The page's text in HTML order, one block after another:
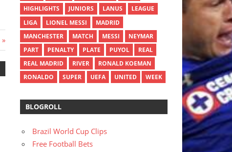
HIGHLIGHTS
JUNIORS LANUS
LEAGUE
LIGA
LIONEL MESSI
MADRID
MANCHESTER
MATCH MESSI
NEYMAR
PART
PENALTY PLATE PUYOL
REAL
REAL MADRID
RIVER
RONALD KOEMAN
RONALDO
SUPER UEFA UNITED WEEK
BLOGROLL
Brazil World Cup Clips
Free Football Bets